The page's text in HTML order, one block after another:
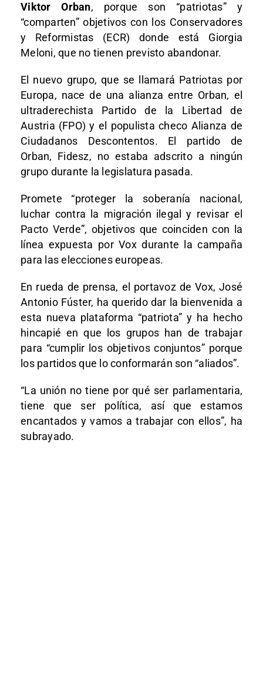
Viktor Orban, porque son “patriotas” y
“comparten” objetivos con los Conservadores
y Reformistas (ECR) donde está Giorgia
Meloni, que no tienen previsto abandonar.
El nuevo grupo, que se llamará Patriotas por
Europa, nace de una alianza entre Orban, el
ultraderechista Partido de la Libertad de
Austria (FPO) y el populista checo Alianza de
Ciudadanos Descontentos. El partido de
Orban, Fidesz, no estaba adscrito a ningún
grupo durante la legislatura pasada.
Promete “proteger la soberanía nacional,
luchar contra la migración ilegal y revisar el
Pacto Verde”, objetivos que coinciden con la
línea expuesta por Vox durante la campaña
para las elecciones europeas.
En rueda de prensa, el portavoz de Vox, José
Antonio Fúster, ha querido dar la bienvenida a
esta nueva plataforma “patriota” y ha hecho
hincapié en que los grupos han de trabajar
para “cumplir los objetivos conjuntos” porque
los partidos que lo conformarán son “aliados”.
“La unión no tiene por qué ser parlamentaria,
tiene que ser política, así que estamos
encantados y vamos a trabajar con ellos”, ha
subrayado.